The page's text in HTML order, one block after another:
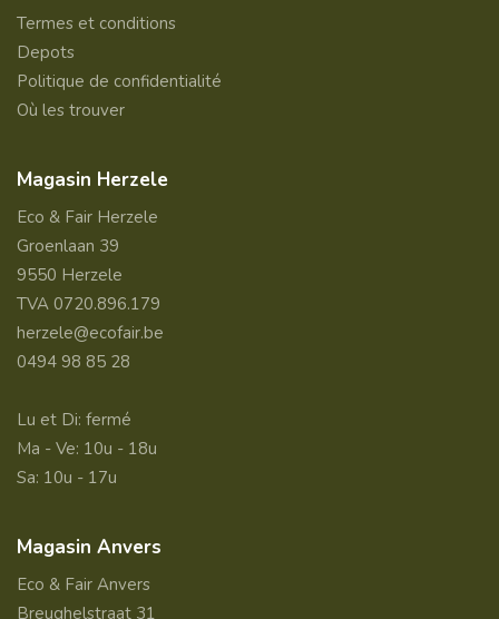
Termes et conditions
Depots
Politique de confidentialité
Où les trouver
Magasin Herzele
Eco & Fair Herzele
Groenlaan 39
9550 Herzele
TVA 0720.896.179
herzele@ecofair.be
0494 98 85 28
Lu et Di: fermé
Ma - Ve: 10u - 18u
Sa: 10u - 17u
Magasin Anvers
Eco & Fair Anvers
Breughelstraat 31